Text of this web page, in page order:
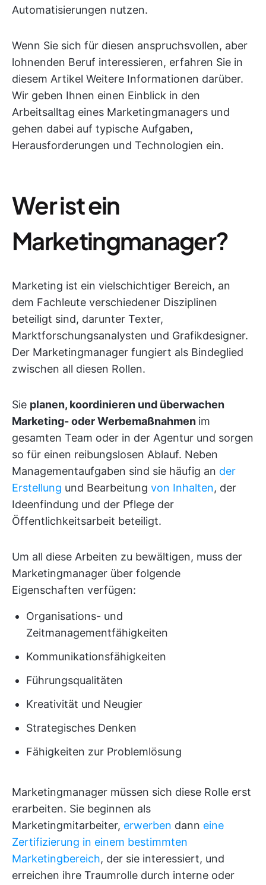
Automatisierungen nutzen.
Wenn Sie sich für diesen anspruchsvollen, aber
lohnenden Beruf interessieren, erfahren Sie in
diesem Artikel Weitere Informationen darüber.
Wir geben Ihnen einen Einblick in den
Arbeitsalltag eines Marketingmanagers und
gehen dabei auf typische Aufgaben,
Herausforderungen und Technologien ein.
Wer ist ein
Marketingmanager?
Marketing ist ein vielschichtiger Bereich, an
dem Fachleute verschiedener Disziplinen
beteiligt sind, darunter Texter,
Marktforschungsanalysten und Grafikdesigner.
Der Marketingmanager fungiert als Bindeglied
zwischen all diesen Rollen.
Sie planen, koordinieren und überwachen
Marketing- oder Werbemaßnahmen im
gesamten Team oder in der Agentur und sorgen
so für einen reibungslosen Ablauf. Neben
Managementaufgaben sind sie häufig an der
Erstellung und Bearbeitung von Inhalten, der
Ideenfindung und der Pflege der
Öffentlichkeitsarbeit beteiligt.
Um all diese Arbeiten zu bewältigen, muss der
Marketingmanager über folgende
Eigenschaften verfügen:
Organisations- und
Zeitmanagementfähigkeiten
Kommunikationsfähigkeiten
Führungsqualitäten
Kreativität und Neugier
Strategisches Denken
Fähigkeiten zur Problemlösung
Marketingmanager müssen sich diese Rolle erst
erarbeiten. Sie beginnen als
Marketingmitarbeiter, erwerben dann eine
Zertifizierung in einem bestimmten
Marketingbereich, der sie interessiert, und
erreichen ihre Traumrolle durch interne oder